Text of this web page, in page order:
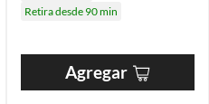
Retira desde 90 min
Agregar